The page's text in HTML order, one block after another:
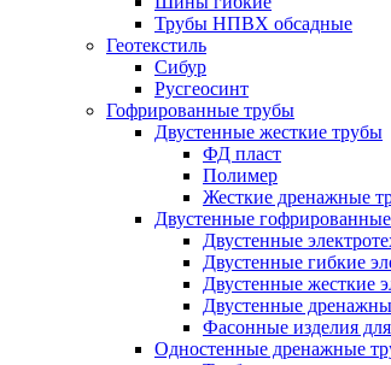
Трубы НПВХ обсадные
Геотекстиль
Сибур
Русгеосинт
Гофрированные трубы
Двустенные жесткие трубы
ФД пласт
Полимер
Жесткие дренажные
Двустенные
Двустенные
Двустенные гибкие
Двустенные жесткие
Двустенные
Фасонные изделия
Одностенные дренажные